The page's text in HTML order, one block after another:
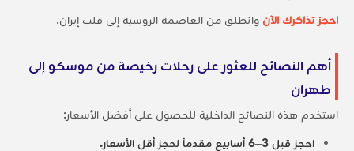
احجز تذاكرك الآن وانطلق من العاصمة الروسية إلى قلب إيران.
أهم النصائح للعثور على رحلات رخيصة من موسكو إلى
طهران
استخدم هذه النصائح الداخلية للحصول على أفضل الأسعار:
احجز قبل 3–6 أسابيع مقدماً لحجز أقل الأسعار.